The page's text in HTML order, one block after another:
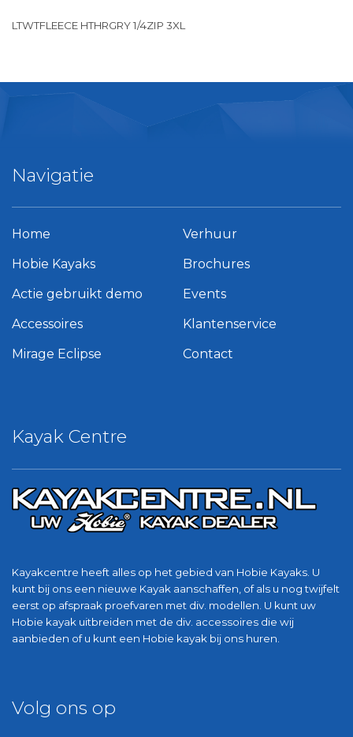
LTWTFLEECE HTHRGRY 1/4ZIP 3XL
Kayak Centre
Kayakcentre heeft alles op het gebied van Hobie Kayaks. U
kunt bij ons een nieuwe Kayak aanschaffen, of als u nog twijfelt
eerst op afspraak proefvaren met div. modellen. U kunt uw
Hobie kayak uitbreiden met de div. accessoires die wij
aanbieden of u kunt een Hobie kayak bij ons huren.
Navigatie
Home
Hobie Kayaks
Actie gebruikt demo
Accessoires
Mirage Eclipse
Verhuur
Brochures
Events
Klantenservice
Contact
Volg ons op